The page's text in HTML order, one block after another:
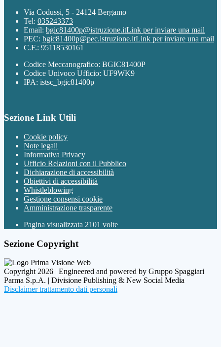
Via Codussi, 5 - 24124 Bergamo
Tel: 035243373
Email: bgic81400p@istruzione.itLink per inviare una mail
PEC: bgic81400p@pec.istruzione.itLink per inviare una mail
C.F.: 95118530161
Codice Meccanografico: BGIC81400P
Codice Univoco Ufficio: UF9WK9
IPA: istsc_bgic81400p
Sezione Link Utili
Cookie policy
Note legali
Informativa Privacy
Ufficio Relazioni con il Pubblico
Dichiarazione di accessibilità
Obiettivi di accessibilità
Whistleblowing
Gestione consensi cookie
Amministrazione trasparente
Pagina visualizzata 2101 volte
Sezione Copyright
Copyright 2026 | Engineered and powered by Gruppo Spaggiari
Parma S.p.A. | Divisione Publishing & New Social Media
Disclaimer trattamento dati personali